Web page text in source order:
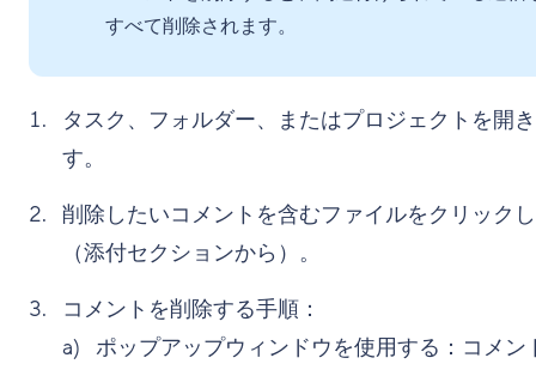
すべて削除されます。
タスク、フォルダー、またはプロジェクトを開
す。
削除したいコメントを含むファイルをクリック
（添付セクションから）。
コメントを削除する手順：
ポップアップウィンドウを使用する：コメン